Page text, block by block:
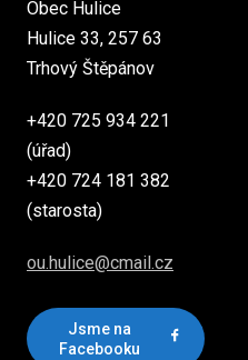
Obec Hulice
Hulice 33, 257 63
Trhový Štěpánov
+420 725 934 221
(úřad)
+420 724 181 382
(starosta)
ou.hulice@cmail.cz
Jsme na
Facebooku